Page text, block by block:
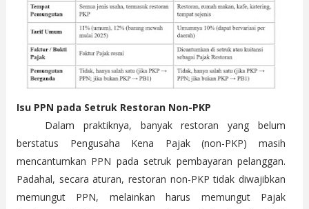
Isu PPN pada Setruk Restoran Non-PKP
Dalam praktiknya, banyak restoran yang belum
berstatus Pengusaha Kena Pajak (non-PKP) masih
mencantumkan PPN pada setruk pembayaran pelanggan.
Padahal, secara aturan, restoran non-PKP tidak diwajibkan
memungut PPN, melainkan harus memungut Pajak